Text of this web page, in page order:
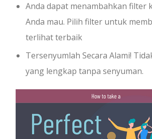
Anda dapat menambahkan filter
Anda mau. Pilih filter untuk
terlihat terbaik
Tersenyumlah Secara Alami!
yang lengkap tanpa senyuman.